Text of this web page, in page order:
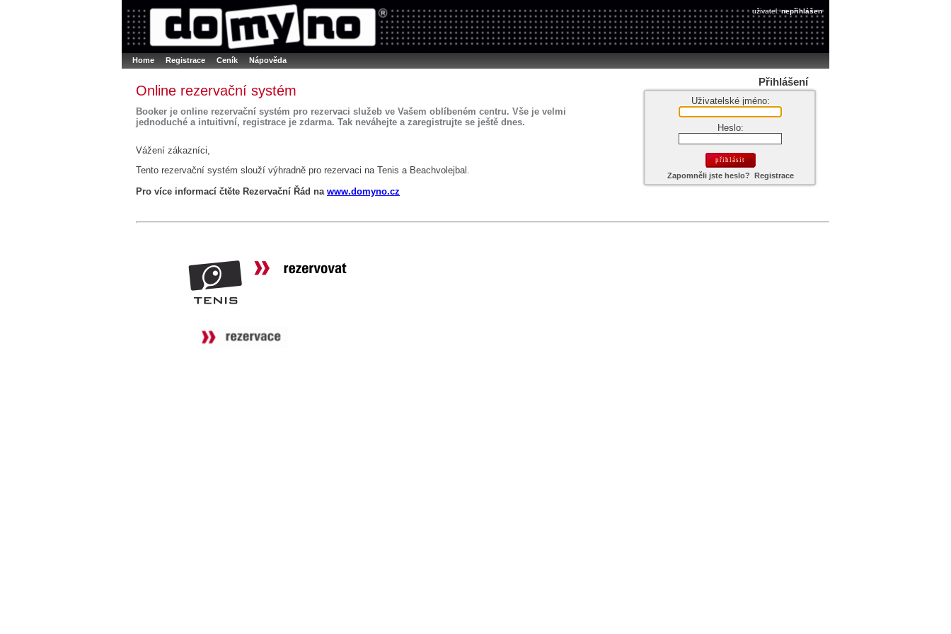
Booker online rezerva�n� syst�m Nower systems s.r.o - Online rezerva�n� syst�my
Rezervujse - Port�l pro online rezervace sportu Sports booking system
uživatel:nepřihlášen
Home Registrace Ceník Nápověda
Přihlášení
Uživatelské jméno:
Heslo:
Zapomněli jste heslo? Registrace
Online rezervační systém
Booker je online rezervační systém pro rezervaci služeb ve Vašem oblíbeném centru. Vše je velmi
jednoduché a intuitivní, registrace je zdarma. Tak neváhejte a zaregistrujte se ještě dnes.
Vážení zákazníci,
Tento rezervační systém slouží výhradně pro rezervaci na Tenis a Beachvolejbal.
Pro více informací čtěte Rezervační Řád na www.domyno.cz